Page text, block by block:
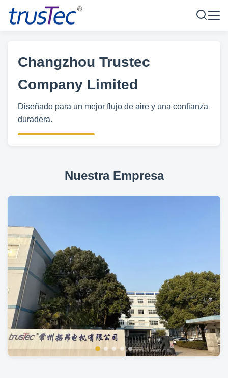
Changzhou Trustec
Company Limited
Diseñado para un mejor flujo de aire y una confianza
duradera.
Nuestra Empresa